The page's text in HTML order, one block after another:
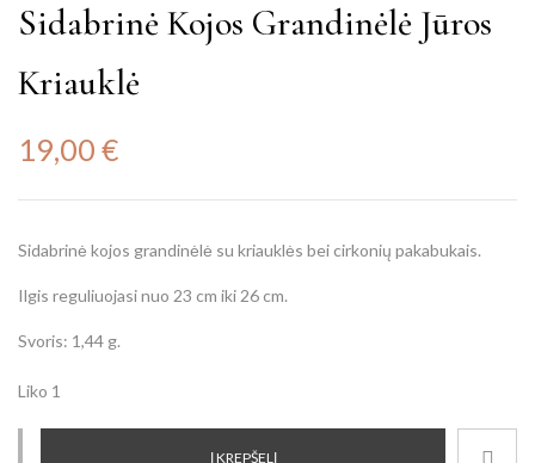
Sidabrinė Kojos Grandinėlė Jūros
Kriauklė
19,00 €
Sidabrinė kojos grandinėlė su kriauklės bei cirkonių pakabukais.
Ilgis reguliuojasi nuo 23 cm iki 26 cm.
Svoris: 1,44 g.
Liko 1
Į KREPŠELĮ